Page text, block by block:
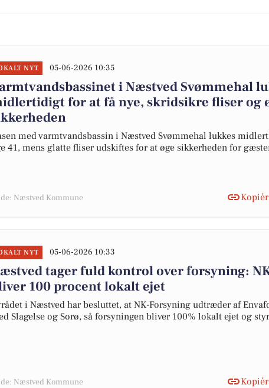
NYT 05-06-2026 10:35
i Næstved Svømmehal
for at få nye, skridsikre fliser og
med varmtvandsbassin i Næstved Svømmehal lukkes
41, mens glatte fliser udskiftes for at øge sikkerheden for
Næstved Kommune
NYT 05-06-2026 10:33
tager fuld kontrol over forsyning:
100 procent lokalt ejet
i Næstved har besluttet, at NK-Forsyning udtræder af
Slagelse og Sorø, så forsyningen bliver 100% lokalt ejet og
Næstved Kommune